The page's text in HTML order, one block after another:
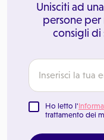
Unisciti ad
persone per
consigli di
Ho letto l'
trattamento dei